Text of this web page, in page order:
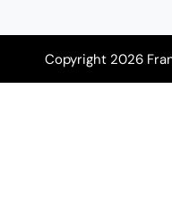
Copyright 2026